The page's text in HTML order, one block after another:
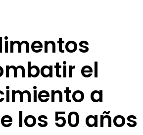
el
a
los 50 años